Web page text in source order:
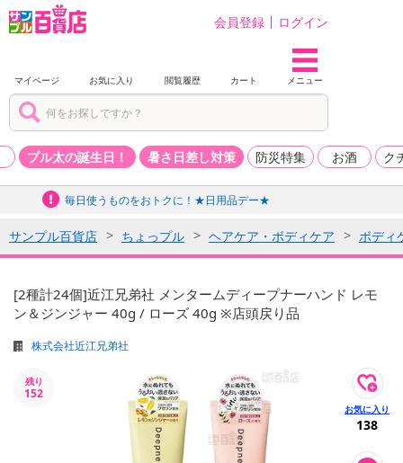
会員登録 ログイン
マイページ お気に入り 閲覧履歴 カート メニュー
プル太の誕生日！ 暑さ日差し対策 防災特集 お酒 ク
毎日使うものをおトクに！★日用品デー★
サンプル百貨店 ちょっプル ヘアケア・ボディケア ボディ
[2種計24個]近江兄弟社 メンタームディープナーハンド レモ
ン＆ジンジャー 40g / ローズ 40g ※店頭戻り品
株式会社近江兄弟社
残り
152
138